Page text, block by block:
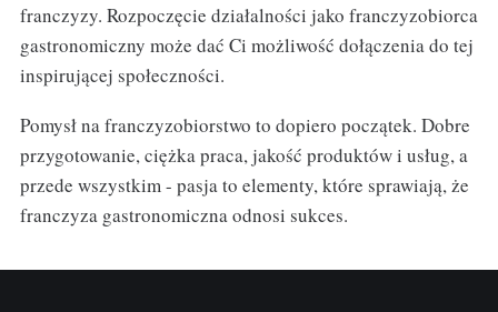
franczyzy. Rozpoczęcie działalności jako franczyzobiorca
gastronomiczny może dać Ci możliwość dołączenia do tej
inspirującej społeczności.
Pomysł na franczyzobiorstwo to dopiero początek. Dobre
przygotowanie, ciężka praca, jakość produktów i usług, a
przede wszystkim - pasja to elementy, które sprawiają, że
franczyza gastronomiczna odnosi sukces.